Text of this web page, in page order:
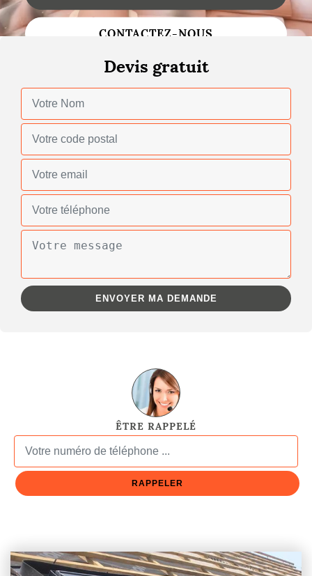
Changement de toiture
Gouttières
Réparation de toiture
CONTACTEZ-NOUS
Devis gratuit
ÊTRE RAPPELÉ